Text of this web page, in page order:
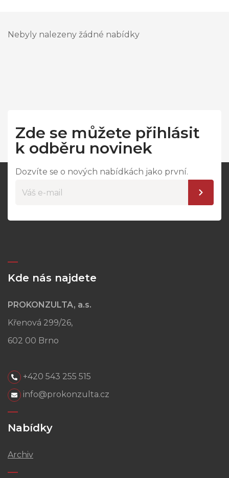
Nebyly nalezeny žádné nabídky
Zde se můžete přihlásit
k odběru novinek
Dozvíte se o nových nabídkách jako první.
Kde nás najdete
PROKONZULTA, a.s.
Křenová 299/26,
602 00 Brno
+420 543 255 515
info@prokonzulta.cz
Nabídky
Archiv